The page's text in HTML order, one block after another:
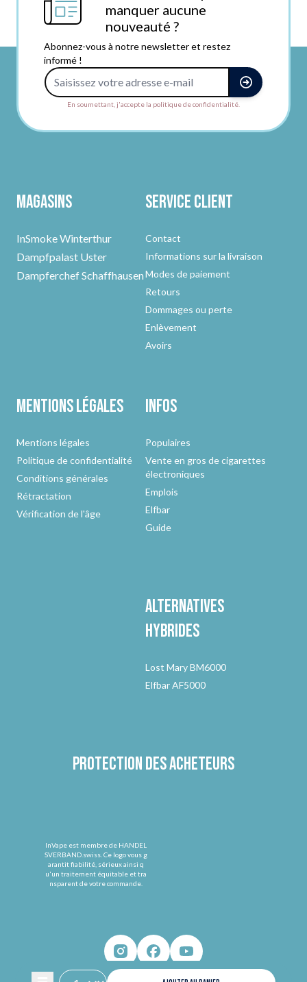
manquer aucune
nouveauté ?
Abonnez-vous à notre newsletter et restez
informé !
En soumettant, j'accepte la politique de confidentialité.
Magasins
InSmoke Winterthur
Dampfpalast Uster
Dampferchef Schaffhausen
Service client
Contact
Informations sur la livraison
Modes de paiement
Retours
Dommages ou perte
Enlèvement
Avoirs
Mentions légales
Mentions légales
Politique de confidentialité
Conditions générales
Rétractation
Vérification de l'âge
Infos
Populaires
Vente en gros de cigarettes
électroniques
Emplois
Elfbar
Guide
Alternatives
hybrides
Lost Mary BM6000
Elfbar AF5000
Protection des acheteurs
InVape est membre de HANDEL
SVERBAND.swiss. Ce logo vous g
arantit fiabilité, sérieux ainsi q
u'un traitement équitable et tra
nsparent de votre commande.